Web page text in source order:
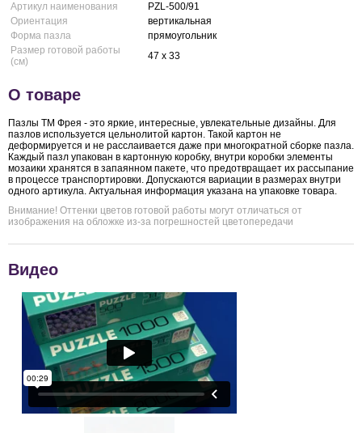
Артикул наименования
PZL-500/91
Ориентация
вертикальная
Форма пазла
прямоугольник
Размер готовой работы
(см)
47 x 33
О товаре
Пазлы ТМ Фрея - это яркие, интересные, увлекательные дизайны. Для
пазлов используется цельнолитой картон. Такой картон не
деформируется и не расслаивается даже при многократной сборке пазла.
Каждый пазл упакован в картонную коробку, внутри коробки элементы
мозаики хранятся в запаянном пакете, что предотвращает их рассыпание
в процессе транспортировки. Допускаются вариации в размерах внутри
одного артикула. Актуальная информация указана на упаковке товара.
Внимание! Оттенки цветов готовой работы могут отличаться от
изображения на обложке из-за погрешностей цветопередачи
Видео